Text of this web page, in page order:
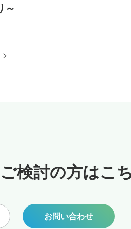
～
>
検討の方はこ
お問い合わせ